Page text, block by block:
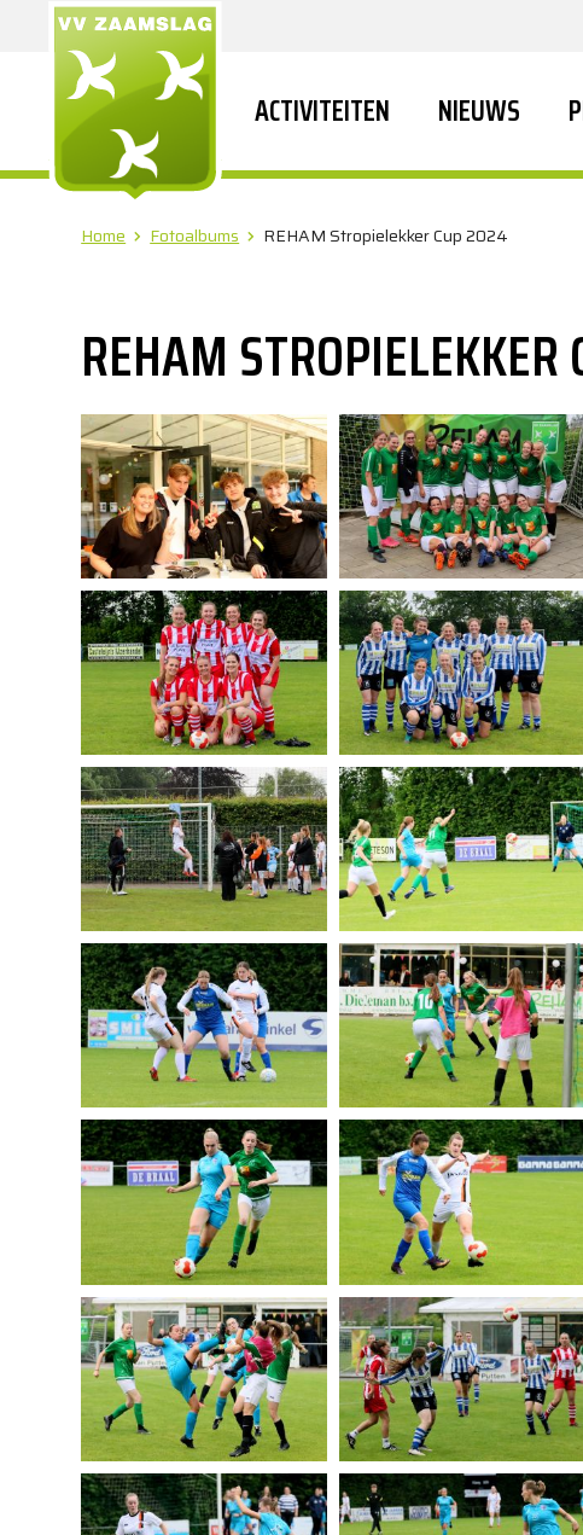
ACTIVITEITEN NIEUWS
Home Fotoalbums REHAM Stropielekker Cup 2024
REHAM